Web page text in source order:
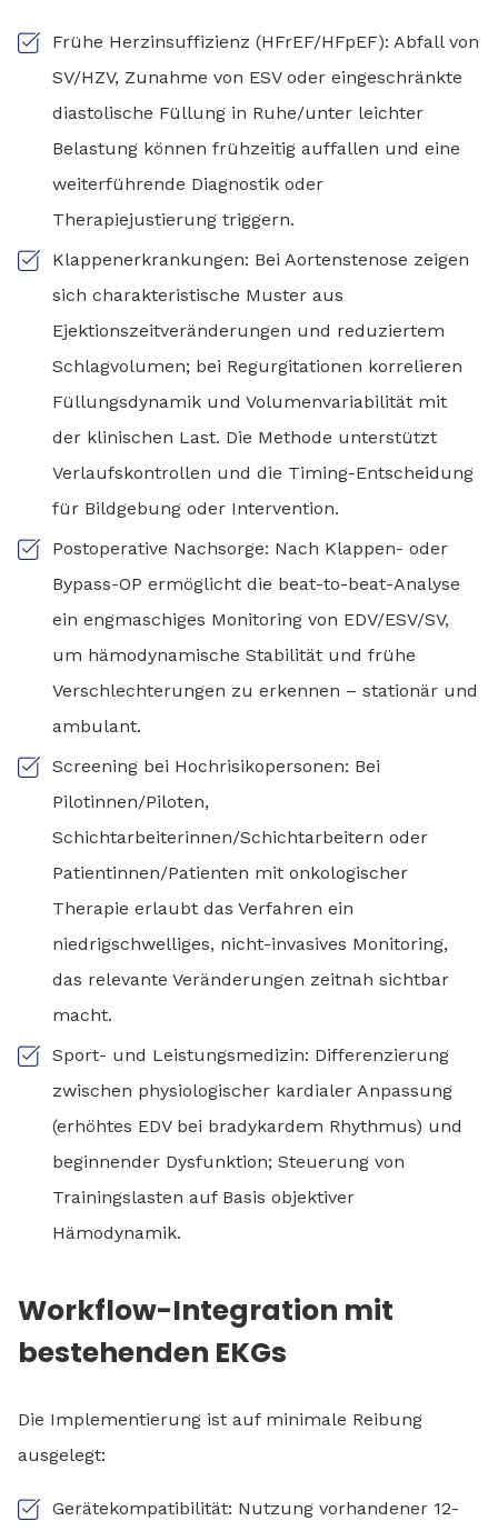
Frühe Herzinsuffizienz (HFrEF/HFpEF): Abfall von
SV/HZV, Zunahme von ESV oder eingeschränkte
diastolische Füllung in Ruhe/unter leichter
Belastung können frühzeitig auffallen und eine
weiterführende Diagnostik oder
Therapiejustierung triggern.
Klappenerkrankungen: Bei Aortenstenose zeigen
sich charakteristische Muster aus
Ejektionszeitveränderungen und reduziertem
Schlagvolumen; bei Regurgitationen korrelieren
Füllungsdynamik und Volumenvariabilität mit
der klinischen Last. Die Methode unterstützt
Verlaufskontrollen und die Timing-Entscheidung
für Bildgebung oder Intervention.
Postoperative Nachsorge: Nach Klappen- oder
Bypass-OP ermöglicht die beat-to-beat-Analyse
ein engmaschiges Monitoring von EDV/ESV/SV,
um hämodynamische Stabilität und frühe
Verschlechterungen zu erkennen – stationär und
ambulant.
Screening bei Hochrisikopersonen: Bei
Pilotinnen/Piloten,
Schichtarbeiterinnen/Schichtarbeitern oder
Patientinnen/Patienten mit onkologischer
Therapie erlaubt das Verfahren ein
niedrigschwelliges, nicht-invasives Monitoring,
das relevante Veränderungen zeitnah sichtbar
macht.
Sport- und Leistungsmedizin: Differenzierung
zwischen physiologischer kardialer Anpassung
(erhöhtes EDV bei bradykardem Rhythmus) und
beginnender Dysfunktion; Steuerung von
Trainingslasten auf Basis objektiver
Hämodynamik.
Workflow-Integration mit
bestehenden EKGs
Die Implementierung ist auf minimale Reibung
ausgelegt:
Gerätekompatibilität: Nutzung vorhandener 12-